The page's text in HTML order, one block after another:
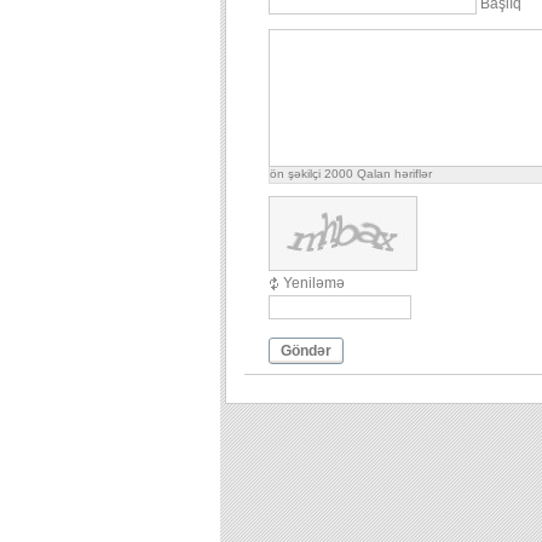
Başlıq
ön şəkilçi 2000 Qalan həriflər
Yeniləmə
Göndər